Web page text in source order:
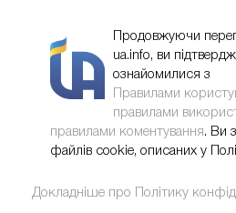
Продовжуючи
ua.info, ви
ознайомилися з
Правилами
правилами
правилами коментування. Ви
файлів cookie, описаних у
Докладніше про Політику